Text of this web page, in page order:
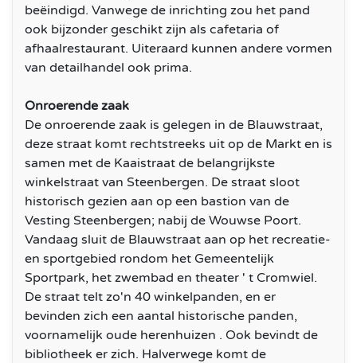
beëindigd. Vanwege de inrichting zou het pand
ook bijzonder geschikt zijn als cafetaria of
afhaalrestaurant. Uiteraard kunnen andere vormen
van detailhandel ook prima.
Onroerende zaak
De onroerende zaak is gelegen in de Blauwstraat,
deze straat komt rechtstreeks uit op de Markt en is
samen met de Kaaistraat de belangrijkste
winkelstraat van Steenbergen. De straat sloot
historisch gezien aan op een bastion van de
Vesting Steenbergen; nabij de Wouwse Poort.
Vandaag sluit de Blauwstraat aan op het recreatie-
en sportgebied rondom het Gemeentelijk
Sportpark, het zwembad en theater ' t Cromwiel.
De straat telt zo'n 40 winkelpanden, en er
bevinden zich een aantal historische panden,
voornamelijk oude herenhuizen . Ook bevindt de
bibliotheek er zich. Halverwege komt de